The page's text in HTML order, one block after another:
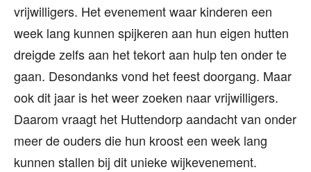
vrijwilligers. Het evenement waar kinderen een
week lang kunnen spijkeren aan hun eigen hutten
dreigde zelfs aan het tekort aan hulp ten onder te
gaan. Desondanks vond het feest doorgang. Maar
ook dit jaar is het weer zoeken naar vrijwilligers.
Daarom vraagt het Huttendorp aandacht van onder
meer de ouders die hun kroost een week lang
kunnen stallen bij dit unieke wijkevenement.